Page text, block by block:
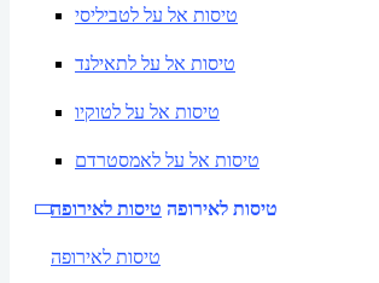
טיסות אל על לטביליסי
טיסות אל על לתאילנד
טיסות אל על לטוקיו
טיסות אל על לאמסטרדם
טיסות לאירופה טיסות לאירופה
טיסות לאירופה